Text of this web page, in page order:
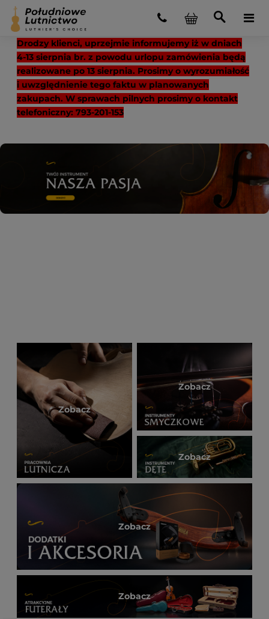
Drodzy klienci, uprzejmie informujemy iż w dniach
4-13 sierpnia br. z powodu urlopu zamówienia będą
realizowane po 13 sierpnia. Prosimy o wyrozumiałość
i uwzględnienie tego faktu w planowanych
zakupach. W sprawach pilnych prosimy o kontakt
telefoniczny: 793-201-153
Zobacz
Zobacz
Zobacz
Zobacz
Zobacz